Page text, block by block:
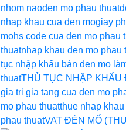
nhom naoden mo phau thuat
nhap khau cua den mogiay
mohs code cua den mo phau
thuatnhap khau den mo phau
tục nhập khẩu bàn den mo
thuatTHỦ TỤC NHẬP KHẨU
gia tri gia tang cua den mo
mo phau thuatthue nhap
phau thuatVAT ĐÈN MỔ